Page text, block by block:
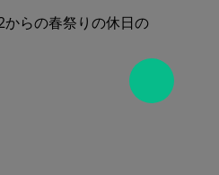
からの春祭りの休日の